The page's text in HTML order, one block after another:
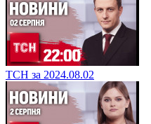
ТСН за 2024.08.02